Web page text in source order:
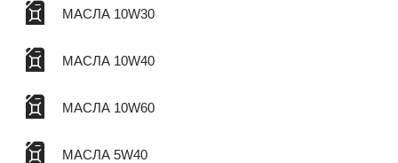
МАСЛА 10W30
МАСЛА 10W40
МАСЛА 10W60
МАСЛА 5W40